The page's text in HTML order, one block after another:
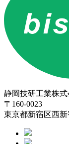
静岡技研工業株
〒160-0023
東京都新宿区西新